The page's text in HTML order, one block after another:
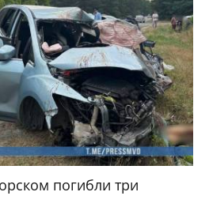
погибли три